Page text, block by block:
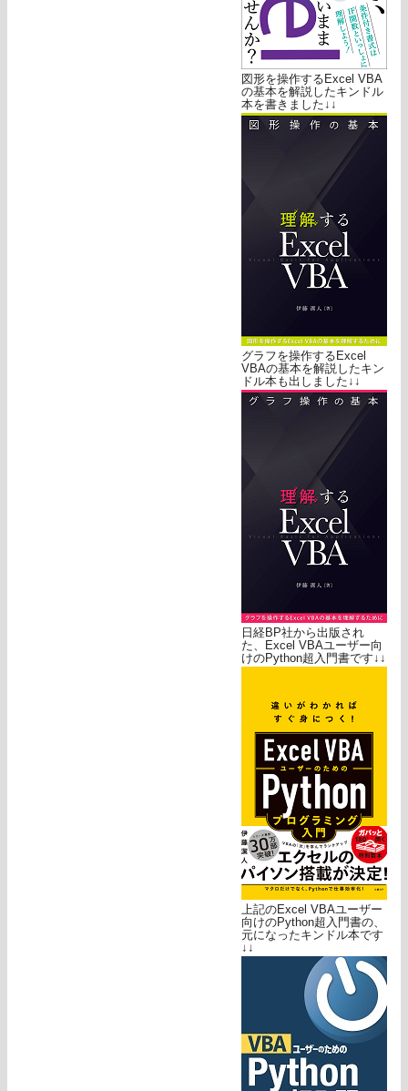
図形を操作するExcel VBA
の基本を解説したキンドル
本を書きました↓↓
グラフを操作するExcel
VBAの基本を解説したキン
ドル本も出しました↓↓
日経BP社から出版され
た、Excel VBAユーザー向
けのPython超入門書です↓↓
上記のExcel VBAユーザー
向けのPython超入門書の、
元になったキンドル本です
↓↓